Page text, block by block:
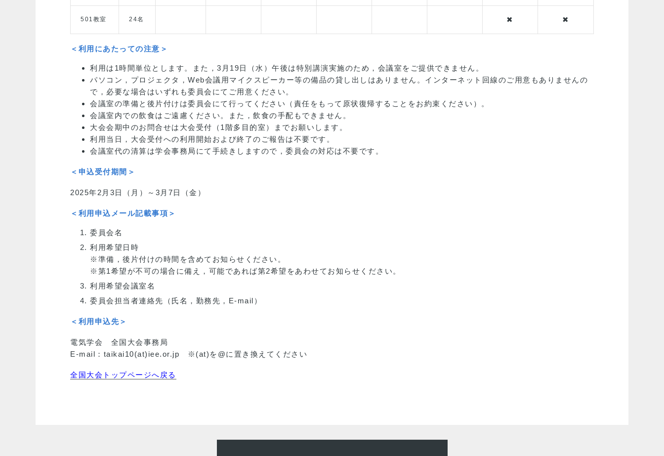
501教室 24名 ✖ ✖
＜利用にあたっての注意＞
利用は1時間単位とします。また，3月19日（水）午後は特別講演実施のため，会議室をご提供できません。
パソコン，プロジェクタ，Web会議用マイクスピーカー等の備品の貸し出しはありません。インターネット回線のご用意もありませんの
で，必要な場合はいずれも委員会にてご用意ください。
会議室の準備と後片付けは委員会にて行ってください（責任をもって原状復帰することをお約束ください）。
会議室内での飲食はご遠慮ください。また，飲食の手配もできません。
大会会期中のお問合せは大会受付（1階多目的室）までお願いします。
利用当日，大会受付への利用開始および終了のご報告は不要です。
会議室代の清算は学会事務局にて手続きしますので，委員会の対応は不要です。
＜申込受付期間＞
2025年2月3日（月）～3月7日（金）
＜利用申込メール記載事項＞
委員会名
利用希望日時
※準備，後片付けの時間を含めてお知らせください。
※第1希望が不可の場合に備え，可能であれば第2希望をあわせてお知らせください。
利用希望会議室名
委員会担当者連絡先（氏名，勤務先，E-mail）
＜利用申込先＞
電気学会 全国大会事務局
E-mail：taikai10(at)iee.or.jp ※(at)を@に置き換えてください
全国大会トップページへ戻る